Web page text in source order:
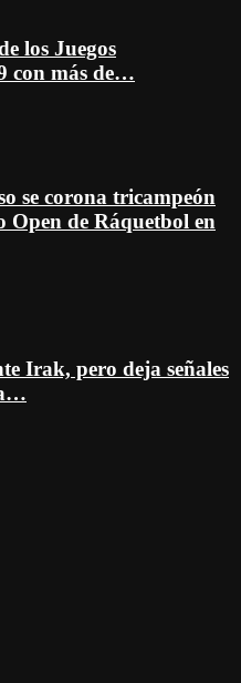
los Juegos
con más de…
se corona tricampeón
Open de Ráquetbol en
Irak, pero deja señales